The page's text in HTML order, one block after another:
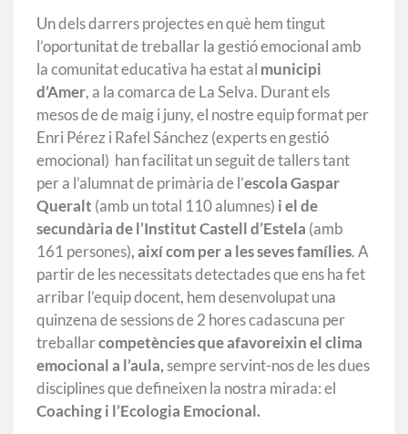
Un dels darrers projectes en què hem tingut
l’oportunitat de treballar la gestió emocional amb
la comunitat educativa ha estat al municipi
d’Amer, a la comarca de La Selva. Durant els
mesos de de maig i juny, el nostre equip format per
Enri Pérez i Rafel Sánchez (experts en gestió
emocional) han facilitat un seguit de tallers tant
per a l’alumnat de primària de l’escola Gaspar
Queralt (amb un total 110 alumnes) i el de
secundària de l’Institut Castell d’Estela (amb
161 persones), així com per a les seves famílies. A
partir de les necessitats detectades que ens ha fet
arribar l’equip docent, hem desenvolupat una
quinzena de sessions de 2 hores cadascuna per
treballarcompetències que afavoreixin el clima
emocional a l’aula, sempre servint-nos de les dues
disciplines que defineixen la nostra mirada: el
Coaching i l’Ecologia Emocional.